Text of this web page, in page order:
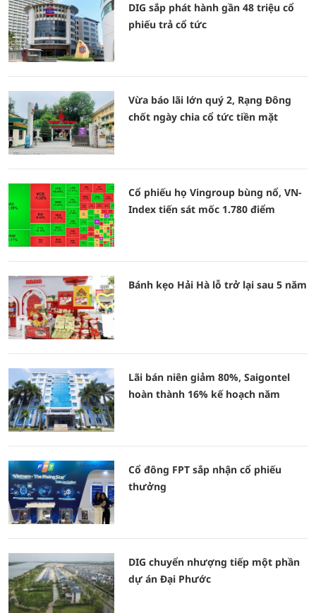
DIG sắp phát hành gần 48 triệu cổ
phiếu trả cổ tức
Vừa báo lãi lớn quý 2, Rạng Đông
chốt ngày chia cổ tức tiền mặt
Cổ phiếu họ Vingroup bùng nổ, VN-
Index tiến sát mốc 1.780 điểm
Bánh kẹo Hải Hà lỗ trở lại sau 5 năm
Lãi bán niên giảm 80%, Saigontel
hoàn thành 16% kế hoạch năm
Cổ đông FPT sắp nhận cổ phiếu
thưởng
DIG chuyển nhượng tiếp một phần
dự án Đại Phước